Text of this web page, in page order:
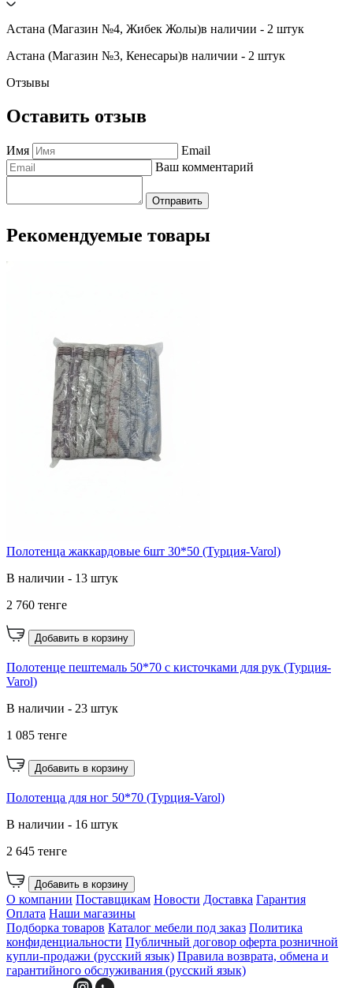
Астана (Магазин №4, Жибек Жолы)в наличии - 2 штук
Астана (Магазин №3, Кенесары)в наличии - 2 штук
Отзывы
Оставить отзыв
Имя
Email
Ваш комментарий
Отправить
Рекомендуемые товары
Полотенца жаккардовые 6шт 30*50 (Турция-Varol)
В наличии - 13 штук
2 760 тенге
Добавить в корзину
Полотенце пештемаль 50*70 с кисточками для рук (Турция-
Varol)
В наличии - 23 штук
1 085 тенге
Добавить в корзину
Полотенца для ног 50*70 (Турция-Varol)
В наличии - 16 штук
2 645 тенге
Добавить в корзину
О компании Поставщикам Новости Доставка Гарантия
Оплата Наши магазины
Подборка товаров Каталог мебели под заказ Политика
конфиденциальности Публичный договор оферта розничной
купли-продажи (русский язык) Правила возврата, обмена и
гарантийного обслуживания (русский язык)